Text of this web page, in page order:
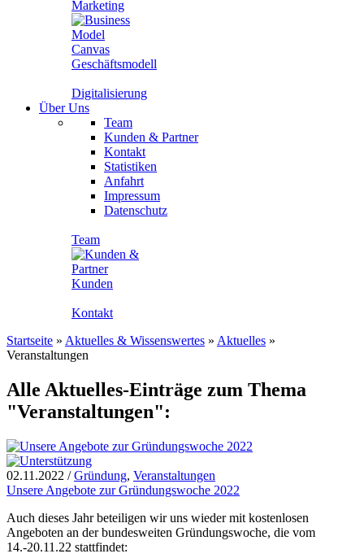
Marketing
Geschäftsmodell
Digitalisierung
Über Uns
Team
Kunden & Partner
Kontakt
Statistiken
Anfahrt
Impressum
Datenschutz
Team
Kunden
Kontakt
Startseite » Aktuelles & Wissenswertes » Aktuelles »
Veranstaltungen
Alle Aktuelles-Einträge zum Thema
"Veranstaltungen":
02.11.2022 /Gründung, Veranstaltungen
Unsere Angebote zur Gründungswoche 2022
Auch dieses Jahr beteiligen wir uns wieder mit kostenlosen
Angeboten an der bundesweiten Gründungswoche, die vom
14.-20.11.22 stattfindet: